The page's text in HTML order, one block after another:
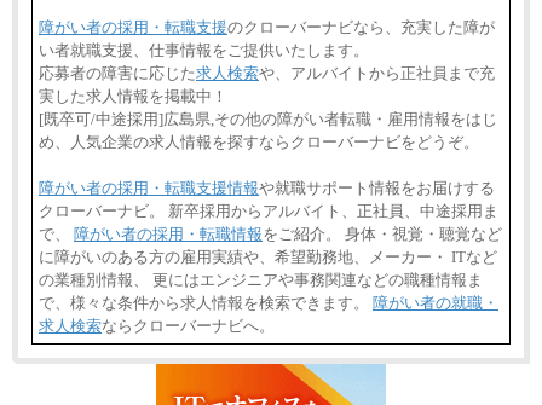
障がい者の採用・転職支援のクローバーナビなら、充実した障が
い者就職支援、仕事情報をご提供いたします。
応募者の障害に応じた求人検索や、アルバイトから正社員まで充
実した求人情報を掲載中！
[既卒可/中途採用]広島県,その他の障がい者転職・雇用情報をはじ
め、人気企業の求人情報を探すならクローバーナビをどうぞ。
障がい者の採用・転職支援情報や就職サポート情報をお届けする
クローバーナビ。 新卒採用からアルバイト、正社員、中途採用ま
で、 障がい者の採用・転職情報をご紹介。 身体・視覚・聴覚など
に障がいのある方の雇用実績や、希望勤務地、メーカー・ ITなど
の業種別情報、 更にはエンジニアや事務関連などの職種情報ま
で、様々な条件から求人情報を検索できます。 障がい者の就職・
求人検索ならクローバーナビへ。